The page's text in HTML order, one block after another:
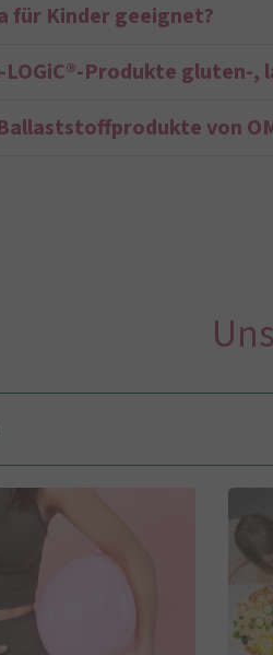
für Kinder geeignet?
LOGiC®-Produkte gluten-
von